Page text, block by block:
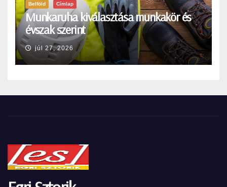
Belföld Címlap
Munkaruha kiválasztása munkakör és
évszak szerint
júl 27, 2026